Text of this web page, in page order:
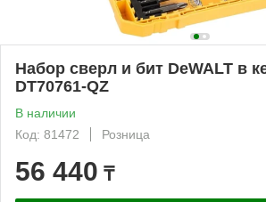
Набор сверл и бит DeWALT в
DT70761-QZ
В наличии
Код: 81472
Розница
56 440 ₸